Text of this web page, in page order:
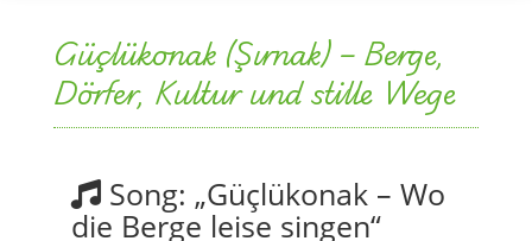
Güçlükonak (Şırnak) – Berge,
Dörfer, Kultur und stille Wege
Song: „Güçlükonak – Wo
die Berge leise singen“